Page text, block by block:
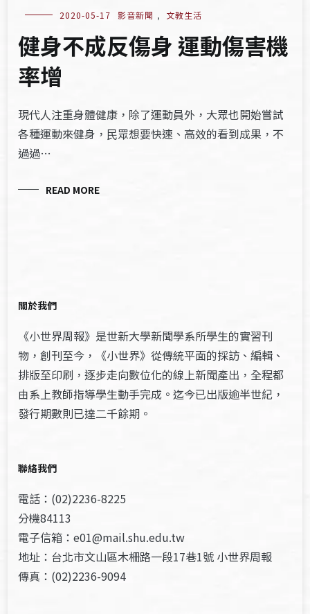
2020-05-17 影音新聞 , 文教生活
健身不成反傷身 運動傷害機
率增
現代人注重身體健康，除了運動員外，大眾也開始嘗試
各種運動來健身，⺠眾想要快速、高效的看到成果，不
過過…
READ MORE
關於我們
《小世界周報》是世新大學新聞學系所學生的實習刊
物，創刊至今，《小世界》從傳統平面的採訪、編輯、
排版至印刷，逐步走向數位化的線上新聞產出，全程都
由系上教師指導學生動手完成。迄今已出版逾半世紀，
發行期數則已達二千餘期。
聯絡我們
電話：(02)2236-8225
分機84113
電子信箱：e01@mail.shu.edu.tw
地址：台北市文山區木柵路一段17巷1號 小世界周報
傳真：(02)2236-9094